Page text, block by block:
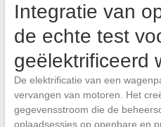
Integratie van
de echte test
geëlektrificeerd
De elektrificatie van een
vervangen van motoren. Het
gegevensstroom die de
oplaadsessies op openbare en